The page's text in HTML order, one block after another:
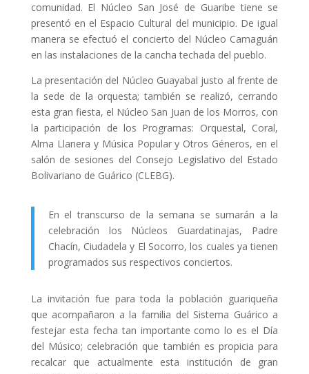
comunidad. El Núcleo San José de Guaribe tiene se
presentó en el Espacio Cultural del municipio. De igual
manera se efectuó el concierto del Núcleo Camaguán
en las instalaciones de la cancha techada del pueblo.
La presentación del Núcleo Guayabal justo al frente de
la sede de la orquesta; también se realizó, cerrando
esta gran fiesta, el Núcleo San Juan de los Morros, con
la participación de los Programas: Orquestal, Coral,
Alma Llanera y Música Popular y Otros Géneros, en el
salón de sesiones del Consejo Legislativo del Estado
Bolivariano de Guárico (CLEBG).
En el transcurso de la semana se sumarán a la
celebración los Núcleos Guardatinajas, Padre
Chacín, Ciudadela y El Socorro, los cuales ya tienen
programados sus respectivos conciertos.
La invitación fue para toda la población guariqueña
que acompañaron a la familia del Sistema Guárico a
festejar esta fecha tan importante como lo es el Día
del Músico; celebración que también es propicia para
recalcar que actualmente esta institución de gran